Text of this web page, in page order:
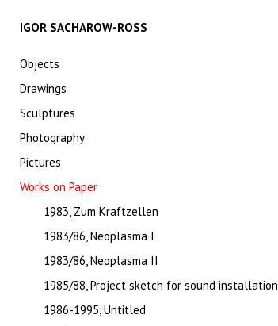
IGOR SACHAROW-ROSS
Objects
Drawings
Sculptures
Photography
Pictures
Works on Paper
1983, Zum Kraftzellen
1983/86, Neoplasma I
1983/86, Neoplasma II
1985/88, Project sketch for sound installation
1986-1995, Untitled